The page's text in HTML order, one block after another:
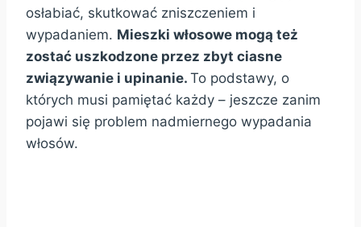
osłabiać, skutkować zniszczeniem i
wypadaniem. Mieszki włosowe mogą też
zostać uszkodzone przez zbyt ciasne
związywanie i upinanie. To podstawy, o
których musi pamiętać każdy – jeszcze zanim
pojawi się problem nadmiernego wypadania
włosów.